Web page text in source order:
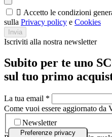
 Accetto le condizioni
sulla Privacy policy e Cookies
Invia
Iscriviti alla nostra newsletter
Subito per te uno
sul tuo primo
La tua email *
Come vuoi essere aggiornato da
Newsletter